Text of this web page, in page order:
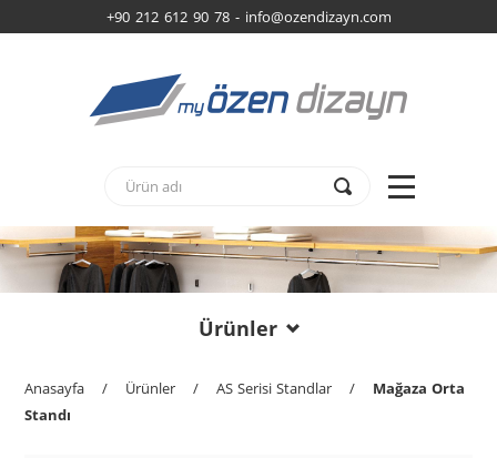
+90 212 612 90 78 - info@ozendizayn.com
Ürünler
Anasayfa / Ürünler / AS Serisi Standlar /
Mağaza Orta
Standı